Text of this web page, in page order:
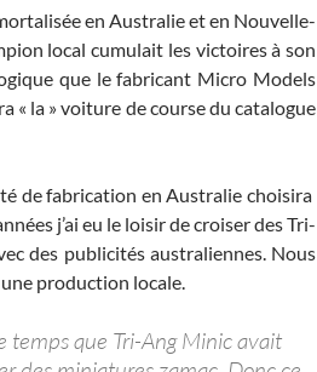
en Australie et en Nouvelle-
local cumulait les victoires à son
que le fabricant Micro Models
« la » voiture de course du catalogue
de fabrication en Australie choisira
j’ai eu le loisir de croiser des Tri-
des publicités australiennes. Nous
production locale.
temps que Tri-Ang Minic avait